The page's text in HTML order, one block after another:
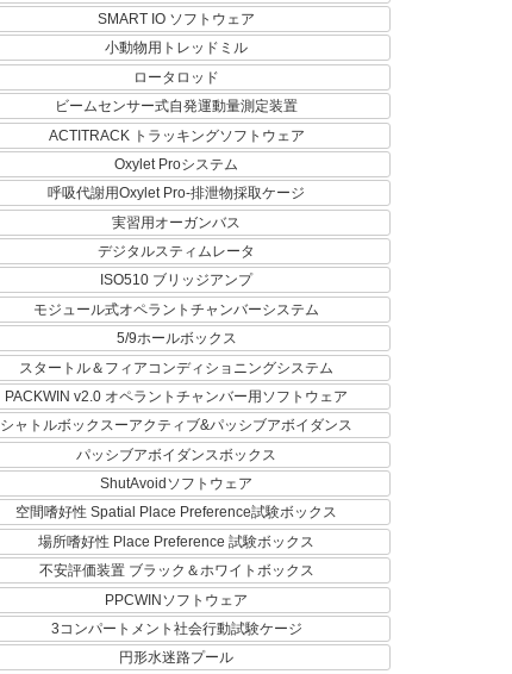
SMART IO ソフトウェア
小動物用トレッドミル
ロータロッド
ビームセンサー式自発運動量測定装置
ACTITRACK トラッキングソフトウェア
Oxylet Proシステム
呼吸代謝用Oxylet Pro‐排泄物採取ケージ
実習用オーガンバス
デジタルスティムレータ
ISO510 ブリッジアンプ
モジュール式オペラントチャンバーシステム
5/9ホールボックス
スタートル＆フィアコンディショニングシステム
PACKWIN v2.0 オペラントチャンバー用ソフトウェア
シャトルボックスーアクティブ&パッシブアボイダンス
パッシブアボイダンスボックス
ShutAvoidソフトウェア
空間嗜好性 Spatial Place Preference試験ボックス
場所嗜好性 Place Preference 試験ボックス
不安評価装置 ブラック＆ホワイトボックス
PPCWINソフトウェア
3コンパートメント社会行動試験ケージ
円形水迷路プール